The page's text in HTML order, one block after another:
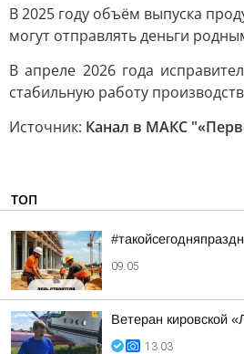
В 2025 году объём выпуска
могут отправлять деньги
В апреле 2026 года
стабильную работу
Источник: Канал в МАКС
ТОП
09:05
Ветеран кировской
13:03